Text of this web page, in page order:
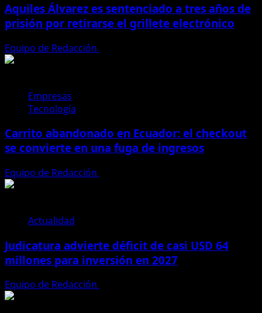
coberturas
al
iniciar
el
Aquiles Álvarez es sentenciado a tres años de
prisión por retirarse el grillete electrónico
Equipo de Redacción
Empresas
Tecnología
Carrito abandonado en Ecuador: el checkout
se convierte en una fuga de ingresos
Equipo de Redacción
Actualidad
Judicatura advierte déficit de casi USD 64
millones para inversión en 2027
Equipo de Redacción